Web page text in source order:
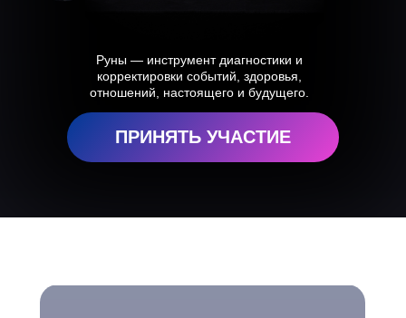
ПРИНЯТЬ УЧАСТИЕ
Руны — инструмент диагностики и
корректировки событий, здоровья,
отношений, настоящего и будущего.